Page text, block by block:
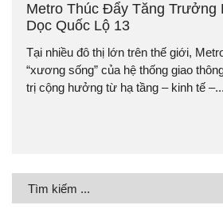
Metro Thúc Đẩy Tăng Trưởng
Dọc Quốc Lộ 13
Tại nhiều đô thị lớn trên thế giới,
“xương sống” của hệ thống giao
trị cộng hưởng từ hạ tầng – kinh tế –...